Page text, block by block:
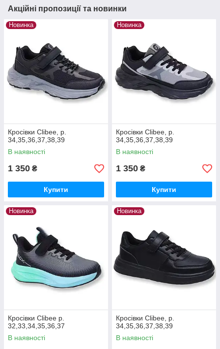
Акційні пропозиції та новинки
Новинка
Кросівки Clibee, р.
34,35,36,37,38,39
В наявності
1 350 ₴
Купити
Новинка
Кросівки Clibee, р.
34,35,36,37,38,39
В наявності
1 350 ₴
Купити
Новинка
Кросівки Clibee р.
32,33,34,35,36,37
В наявності
Новинка
Кросівки Clibee, р.
34,35,36,37,38,39
В наявності